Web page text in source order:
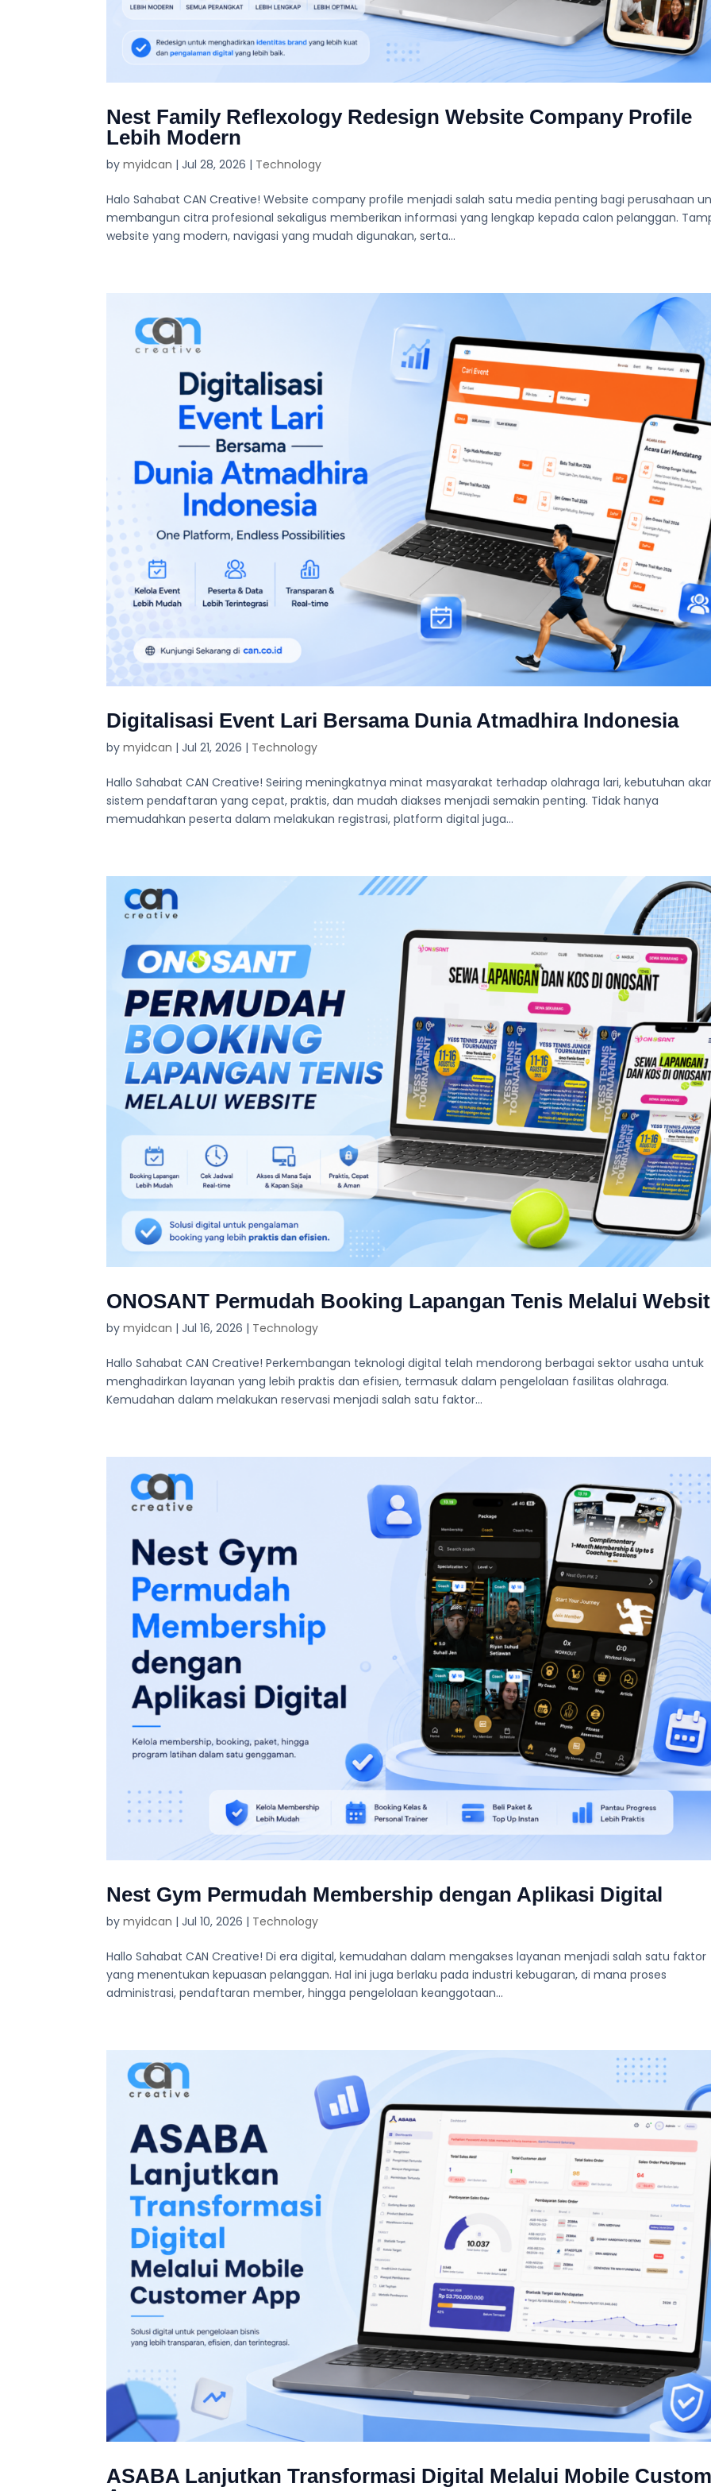
Nest Family Reflexology Redesign Website Company Profile
Lebih Modern
bymyidcan |Jul 28, 2026 | Technology
Halo Sahabat CAN Creative! Website company profile menjadi salah satu media penting bagi perusahaan
membangun citra profesional sekaligus memberikan informasi yang lengkap kepada calon pelanggan.
website yang modern, navigasi yang mudah digunakan, serta...
Digitalisasi Event Lari Bersama Dunia Atmadhira Indonesia
bymyidcan |Jul 21, 2026 | Technology
Hallo Sahabat CAN Creative! Seiring meningkatnya minat masyarakat terhadap olahraga lari, kebutuhan
sistem pendaftaran yang cepat, praktis, dan mudah diakses menjadi semakin penting. Tidak hanya
memudahkan peserta dalam melakukan registrasi, platform digital juga...
ONOSANT Permudah Booking Lapangan Tenis Melalui
bymyidcan |Jul 16, 2026 | Technology
Hallo Sahabat CAN Creative! Perkembangan teknologi digital telah mendorong berbagai sektor usaha untuk
menghadirkan layanan yang lebih praktis dan efisien, termasuk dalam pengelolaan fasilitas olahraga.
Kemudahan dalam melakukan reservasi menjadi salah satu faktor...
Nest Gym Permudah Membership dengan Aplikasi Digital
bymyidcan |Jul 10, 2026 | Technology
Hallo Sahabat CAN Creative! Di era digital, kemudahan dalam mengakses layanan menjadi salah satu faktor
yang menentukan kepuasan pelanggan. Hal ini juga berlaku pada industri kebugaran, di mana proses
administrasi, pendaftaran member, hingga pengelolaan keanggotaan...
ASABA Lanjutkan Transformasi Digital Melalui Mobile